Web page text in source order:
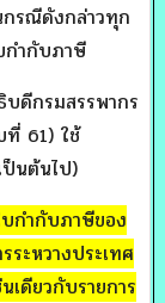
กรณีดังกล่าวทุก
กำกับภาษี
บดีกรมสรรพากร
ที่ 61) ใช้
นต้นไป)
กำกับภาษีของ
ระหวางประเทศ
เดียวกับรายการ